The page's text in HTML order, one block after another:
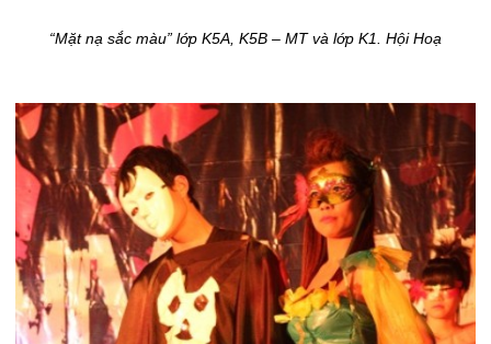
“Mặt nạ sắc màu” lớp K5A, K5B – MT và lớp K1. Hội Hoạ